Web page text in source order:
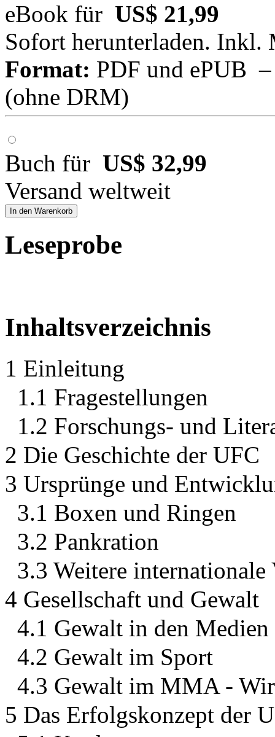
eBook für US$ 21,99
Sofort herunterladen. Inkl.
Format: PDF und ePUB
(ohne DRM)
Buch für US$ 32,99
Versand weltweit
In den Warenkorb
Leseprobe
Inhaltsverzeichnis
1 Einleitung
1.1 Fragestellungen
1.2 Forschungs- und
2 Die Geschichte der UFC
3 Ursprünge und
3.1 Boxen und Ringen
3.2 Pankration
3.3 Weitere
4 Gesellschaft und Gewalt
4.1 Gewalt in den Medien
4.2 Gewalt im Sport
4.3 Gewalt im MMA -
5 Das Erfolgskonzept der